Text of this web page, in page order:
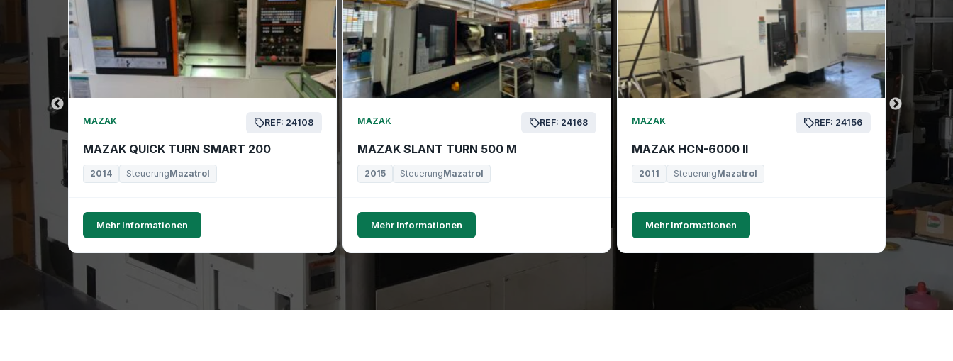
MAZAK REF: 24108
MAZAK QUICK TURN SMART 200
2014 SteuerungMazatrol
Mehr Informationen
MAZAK REF: 24168
MAZAK SLANT TURN 500 M
2015 SteuerungMazatrol
Mehr Informationen
MAZAK REF: 24156
MAZAK HCN-6000 II
2011 SteuerungMazatrol
Mehr Informationen Mehr